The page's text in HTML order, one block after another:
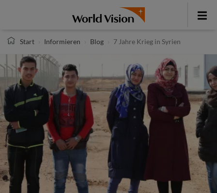
Toggle
Start
Informieren Blog 7 Jahre Krieg in Syrien